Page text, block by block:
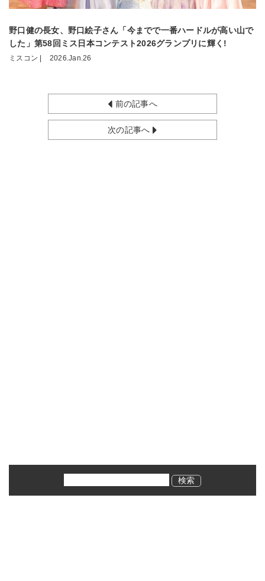
野口健の長女、野口絵子さん「今までで一番ハードルが高い山で
した」第58回ミス日本コンテスト2026グランプリに輝く!
ミスコン | 2026.Jan.26
前の記事へ
次の記事へ